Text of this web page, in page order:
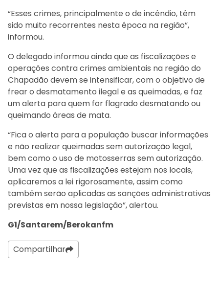
“Esses crimes, principalmente o de incêndio, têm
sido muito recorrentes nesta época na região”,
informou.
O delegado informou ainda que as fiscalizações e
operações contra crimes ambientais na região do
Chapadão devem se intensificar, com o objetivo de
frear o desmatamento ilegal e as queimadas, e faz
um alerta para quem for flagrado desmatando ou
queimando áreas de mata.
“Fica o alerta para a população buscar informações
e não realizar queimadas sem autorização legal,
bem como o uso de motosserras sem autorização.
Uma vez que as fiscalizações estejam nos locais,
aplicaremos a lei rigorosamente, assim como
também serão aplicadas as sanções administrativas
previstas em nossa legislação”, alertou.
G1/Santarem/Berokanfm
Compartilhar